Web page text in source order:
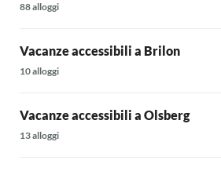
88 alloggi
Vacanze accessibili a Brilon
10 alloggi
Vacanze accessibili a Olsberg
13 alloggi